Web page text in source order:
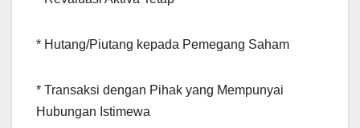
* Hutang/Piutang kepada Pemegang Saham
* Transaksi dengan Pihak yang Mempunyai
Hubungan Istimewa